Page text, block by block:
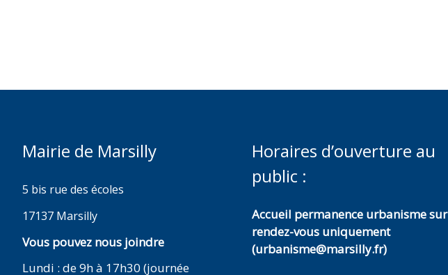
Mairie de Marsilly
5 bis rue des écoles
17137 Marsilly
Vous pouvez nous joindre
Lundi : de 9h à 17h30 (journée
Horaires d’ouverture au
public :
Accueil permanence urbanisme sur
rendez-vous uniquement
(urbanisme@marsilly.fr)